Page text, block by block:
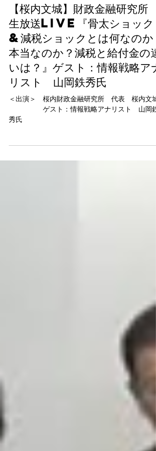
【桜内文城】財政金融研究所
生放送LIVE『骨太ショック
&減税ショックとは何なのか？
本当なのか？減税と給付金の違
いは？』ゲスト：情報戦略アナ
リスト 山岡鉄秀氏
＜出演＞ 桜内財政金融研究所 代表 桜内文城
ゲスト：情報戦略アナリスト 山岡鉄
秀氏